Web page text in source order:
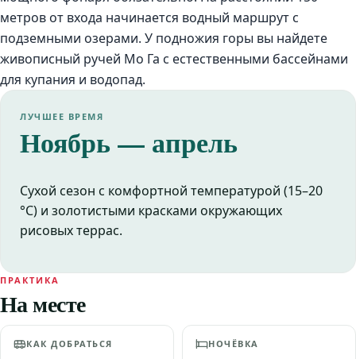
метров от входа начинается водный маршрут с
подземными озерами. У подножия горы вы найдете
живописный ручей Мо Га с естественными бассейнами
для купания и водопад.
ЛУЧШЕЕ ВРЕМЯ
Ноябрь — апрель
Сухой сезон с комфортной температурой (15–20
°C) и золотистыми красками окружающих
рисовых террас.
ПРАКТИКА
На месте
КАК ДОБРАТЬСЯ НОЧЁВКА